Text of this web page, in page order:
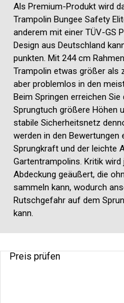
Als Premium-Produkt wird
Trampolin Bungee Safety
anderem mit einer TÜV-GS
Design aus Deutschland
punkten. Mit 244 cm
Trampolin etwas größer als
aber problemlos in den
Beim Springen erreichen
Sprungtuch größere Höhen
stabile Sicherheitsnetz
werden in den Bewertungen
Sprungkraft und der leichte
Gartentrampolins. Kritik
Abdeckung geäußert, die
sammeln kann, wodurch
Rutschgefahr auf dem
kann.
Preis prüfen